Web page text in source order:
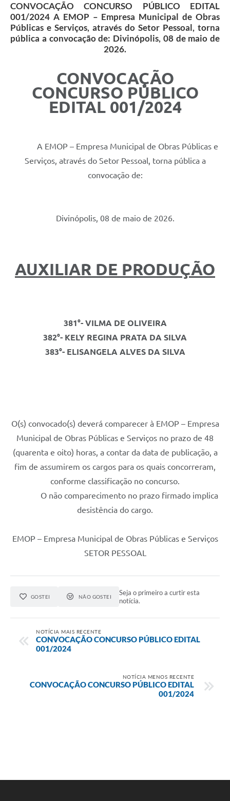
CONVOCAÇÃO CONCURSO PÚBLICO EDITAL
001/2024 A EMOP – Empresa Municipal de Obras
Públicas e Serviços, através do Setor Pessoal, torna
pública a convocação de: Divinópolis, 08 de maio de
2026.
CONVOCAÇÃO
CONCURSO PÚBLICO
EDITAL 001/2024
A EMOP – Empresa Municipal de Obras Públicas e
Serviços, através do Setor Pessoal, torna pública a
convocação de:
Divinópolis, 08 de maio de 2026.
AUXILIAR DE PRODUÇÃO
381°- VILMA DE OLIVEIRA
382°- KELY REGINA PRATA DA SILVA
383°- ELISANGELA ALVES DA SILVA
O(s) convocado(s) deverá comparecer à EMOP – Empresa
Municipal de Obras Públicas e Serviços no prazo de 48
(quarenta e oito) horas, a contar da data de publicação, a
fim de assumirem os cargos para os quais concorreram,
conforme classificação no concurso.
O não comparecimento no prazo firmado implica
desistência do cargo.
EMOP – Empresa Municipal de Obras Públicas e Serviços
SETOR PESSOAL
GOSTEI NÃO GOSTEI
Seja o primeiro a curtir esta
notícia.
NOTÍCIA MAIS RECENTE
CONVOCAÇÃO CONCURSO PÚBLICO EDITAL
001/2024
NOTÍCIA MENOS RECENTE
CONVOCAÇÃO CONCURSO PÚBLICO EDITAL
001/2024